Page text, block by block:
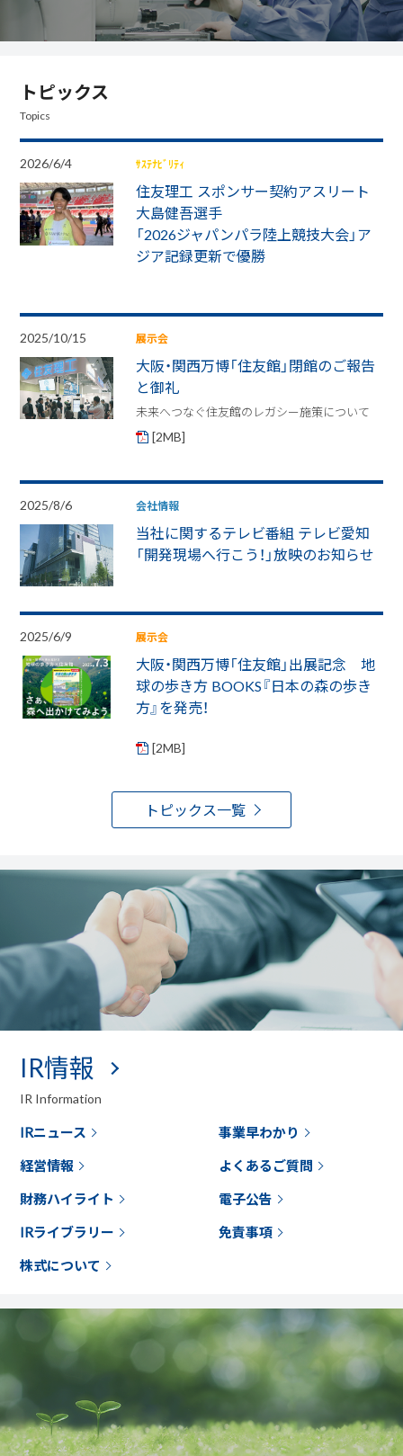
トピックス
Topics
2026/6/4 ｻｽﾃﾅﾋﾞﾘﾃｨ
住友理工 スポンサー契約アスリート
大島健吾選手
「2026ジャパンパラ陸上競技大会」ア
ジア記録更新で優勝
2025/10/15 展示会
⼤阪・関⻄万博「住友館」閉館のご報告
と御礼
未来へつなぐ住友館のレガシー施策について
[2MB]
2025/8/6 会社情報
当社に関するテレビ番組 テレビ愛知
「開発現場へ行こう！」放映のお知らせ
2025/6/9 展示会
大阪・関西万博「住友館」出展記念 地
球の歩き方 BOOKS『日本の森の歩き
方』を発売！
[2MB]
トピックス一覧
IR情報
IR Information
IRニュース
経営情報
財務ハイライト
IRライブラリー
株式について
事業早わかり
よくあるご質問
電子公告
免責事項